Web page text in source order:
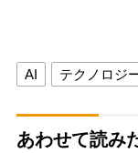
AI テクノロジ
あわせて読み